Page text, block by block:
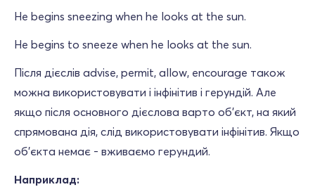
He begins sneezing when he looks at the sun.
He begins to sneeze when he looks at the sun.
Після дієслів advise, permit, allow, encourage також
можна використовувати і інфінітив і герундій. Але
якщо після основного дієслова варто об'єкт, на який
спрямована дія, слід використовувати інфінітив. Якщо
об'єкта немає - вживаємо герундий.
Наприклад: